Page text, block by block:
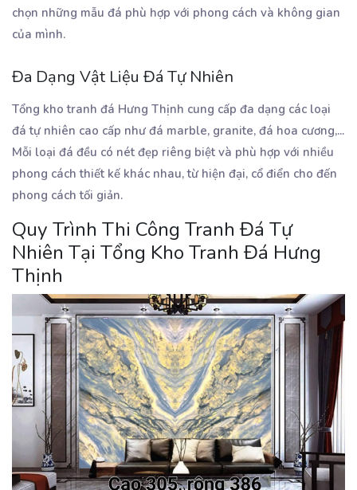
chọn những mẫu đá phù hợp với phong cách và không gian
của mình.
Đa Dạng Vật Liệu Đá Tự Nhiên
Tổng kho tranh đá Hưng Thịnh cung cấp đa dạng các loại
đá tự nhiên cao cấp như đá marble, granite, đá hoa cương,...
Mỗi loại đá đều có nét đẹp riêng biệt và phù hợp với nhiều
phong cách thiết kế khác nhau, từ hiện đại, cổ điển cho đến
phong cách tối giản.
Quy Trình Thi Công Tranh Đá Tự
Nhiên Tại Tổng Kho Tranh Đá Hưng
Thịnh